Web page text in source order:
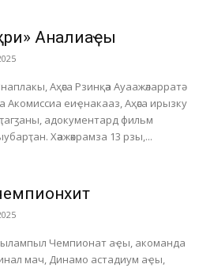
Анҭалиаҿы
Аҳәса Рзинқәа Ауаажәларратә
еиҿнакааз, Аҳәса ирызку
адокументард фильм
Хәажәкрамза 13 рзы,...
Чемпионат аҿы, акоманда
мач, Динамо астадиум аҿы,